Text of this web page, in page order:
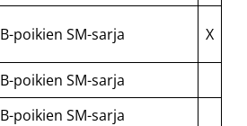
B-poikien SM-sarja X
B-poikien SM-sarja
B-poikien SM-sarja